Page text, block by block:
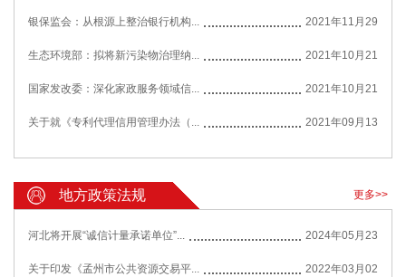
银保监会：从根源上整治银行机构... 2021年11月29
生态环境部：拟将新污染物治理纳... 2021年10月21
国家发改委：深化家政服务领域信... 2021年10月21
关于就《专利代理信用管理办法（... 2021年09月13
地方政策法规 更多>>
河北将开展“诚信计量承诺单位”... 2024年05月23
关于印发《孟州市公共资源交易平... 2022年03月02